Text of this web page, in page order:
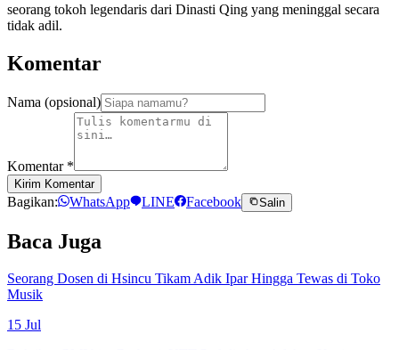
seorang tokoh legendaris dari Dinasti Qing yang meninggal secara
tidak adil.
Komentar
Nama (opsional)
Komentar *
Kirim Komentar
Bagikan: WhatsApp LINE Facebook Salin
Baca Juga
Seorang Dosen di Hsincu Tikam Adik Ipar Hingga Tewas di Toko
Musik
15 Jul